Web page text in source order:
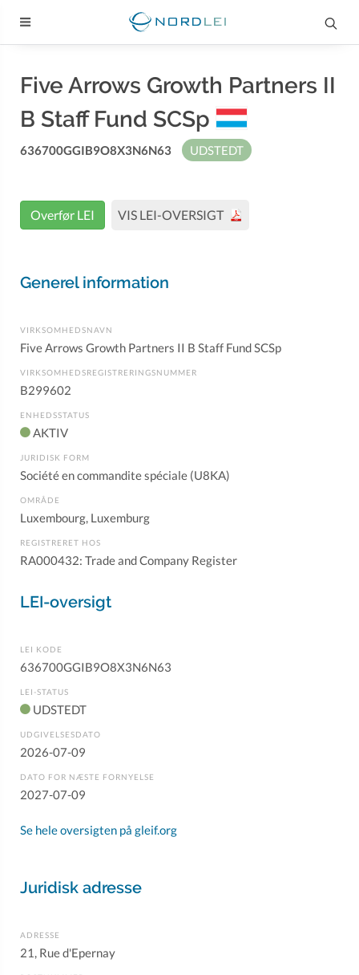
Five Arrows Growth Partners II
B Staff Fund SCSp
636700GGIB9O8X3N6N63 UDSTEDT
Overfør LEI VIS LEI-OVERSIGT
Generel information
VIRKSOMHEDSNAVN
Five Arrows Growth Partners II B Staff Fund SCSp
VIRKSOMHEDSREGISTRERINGSNUMMER
B299602
ENHEDSSTATUS
AKTIV
JURIDISK FORM
Société en commandite spéciale (U8KA)
OMRÅDE
Luxembourg, Luxemburg
REGISTRERET HOS
RA000432: Trade and Company Register
LEI-oversigt
LEI KODE
636700GGIB9O8X3N6N63
LEI-STATUS
UDSTEDT
UDGIVELSESDATO
2026-07-09
DATO FOR NÆSTE FORNYELSE
2027-07-09
Se hele oversigten på gleif.org
Juridisk adresse
ADRESSE
21, Rue d'Epernay